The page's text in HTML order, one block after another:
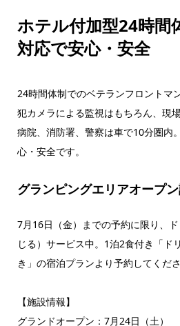
ホテル付加型24時間
対応で安心・安全
24時間体制でのベテランフロントマ
犯カメラによる監視はもちろん、現
病院、消防署、警察は車で10分圏内
心・安全です。
グランピングエリアオープン
7月16日（金）までの予約に限り、
じる）サービス中。1泊2食付き「ド
き」の宿泊プランより予約してくださ
【施設情報】
グランドオープン：7月24日（土）